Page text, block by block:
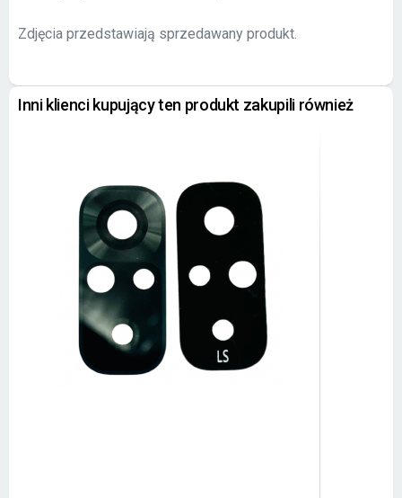
Zdjęcia przedstawiają sprzedawany produkt.
Inni klienci kupujący ten produkt zakupili również